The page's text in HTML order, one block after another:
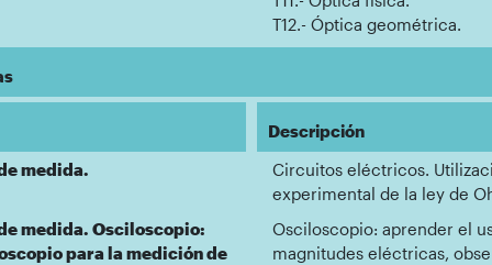
T12.- Óptica geométrica.
Descripción
medida.
Circuitos eléctricos.
experimental de la ley de
medida. Osciloscopio:
para la medición de
Osciloscopio: aprender el
magnitudes eléctricas,